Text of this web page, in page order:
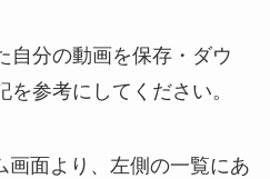
自分の動画を保存・ダウ
参考にしてください。
画面より、左側の一覧にあ